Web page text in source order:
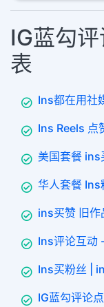
IG蓝勾
表
Ins都在用社
Ins Reels 点
美国套餐 ins
华人套餐 Ins
ins买赞 旧作
Ins评论互
Ins买粉丝 |
IG蓝勾评论